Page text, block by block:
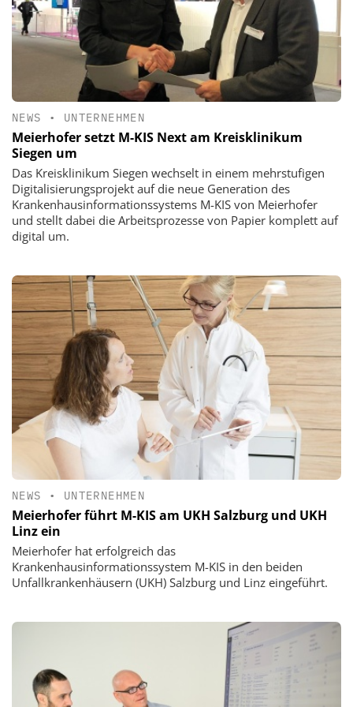
NEWS • UNTERNEHMEN
Meierhofer setzt M-KIS Next am Kreisklinikum
Siegen um
Das Kreisklinikum Siegen wechselt in einem mehrstufigen
Digitalisierungsprojekt auf die neue Generation des
Krankenhausinformationssystems M-KIS von Meierhofer
und stellt dabei die Arbeitsprozesse von Papier komplett auf
digital um.
NEWS • UNTERNEHMEN
Meierhofer führt M-KIS am UKH Salzburg und UKH
Linz ein
Meierhofer hat erfolgreich das
Krankenhausinformationssystem M-KIS in den beiden
Unfallkrankenhäusern (UKH) Salzburg und Linz eingeführt.